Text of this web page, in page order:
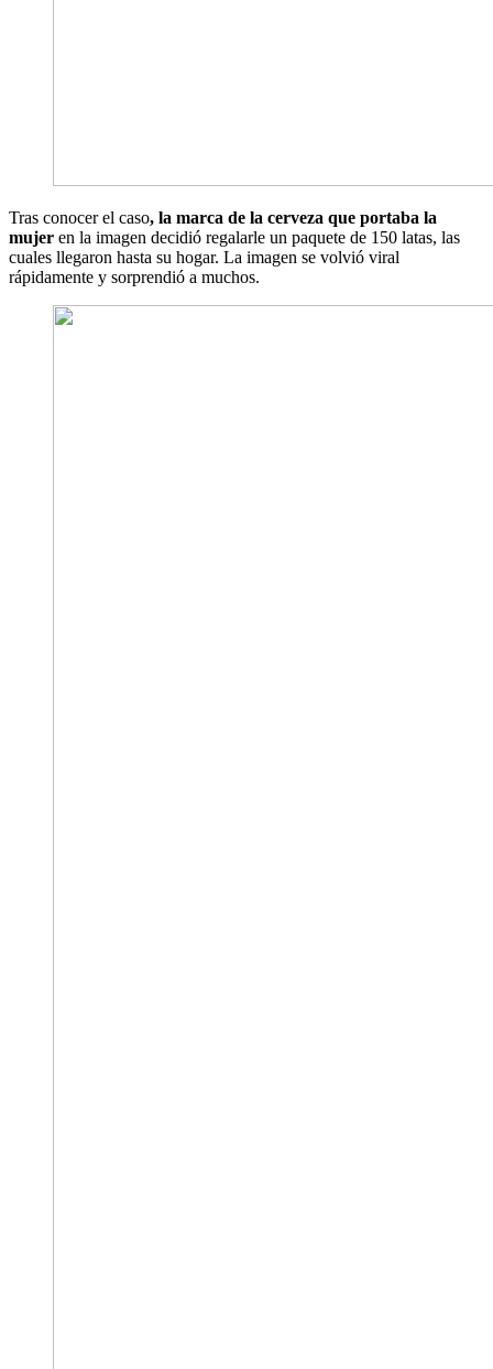
Tras conocer el caso, la marca de la cerveza que portaba la
mujer en la imagen decidió regalarle un paquete de 150 latas, las
cuales llegaron hasta su hogar. La imagen se volvió viral
rápidamente y sorprendió a muchos.